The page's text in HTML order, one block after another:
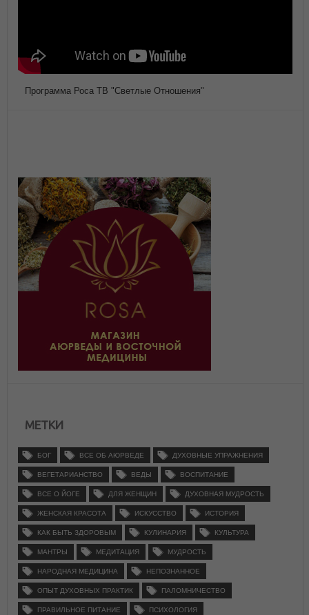
Программа Роса ТВ "Светлые Отношения"
МЕТКИ
БОГ ВСЕ ОБ АЮРВЕДЕ ДУХОВНЫЕ УПРАЖНЕНИЯ
ВЕГЕТАРИАНСТВО ВЕДЫ ВОСПИТАНИЕ
ВСЕ О ЙОГЕ ДЛЯ ЖЕНЩИН ДУХОВНАЯ МУДРОСТЬ
ЖЕНСКАЯ КРАСОТА ИСКУССТВО ИСТОРИЯ
КАК БЫТЬ ЗДОРОВЫМ КУЛИНАРИЯ КУЛЬТУРА
МАНТРЫ МЕДИТАЦИЯ МУДРОСТЬ
НАРОДНАЯ МЕДИЦИНА НЕПОЗНАННОЕ
ОПЫТ ДУХОВНЫХ ПРАКТИК ПАЛОМНИЧЕСТВО
ПРАВИЛЬНОЕ ПИТАНИЕ ПСИХОЛОГИЯ